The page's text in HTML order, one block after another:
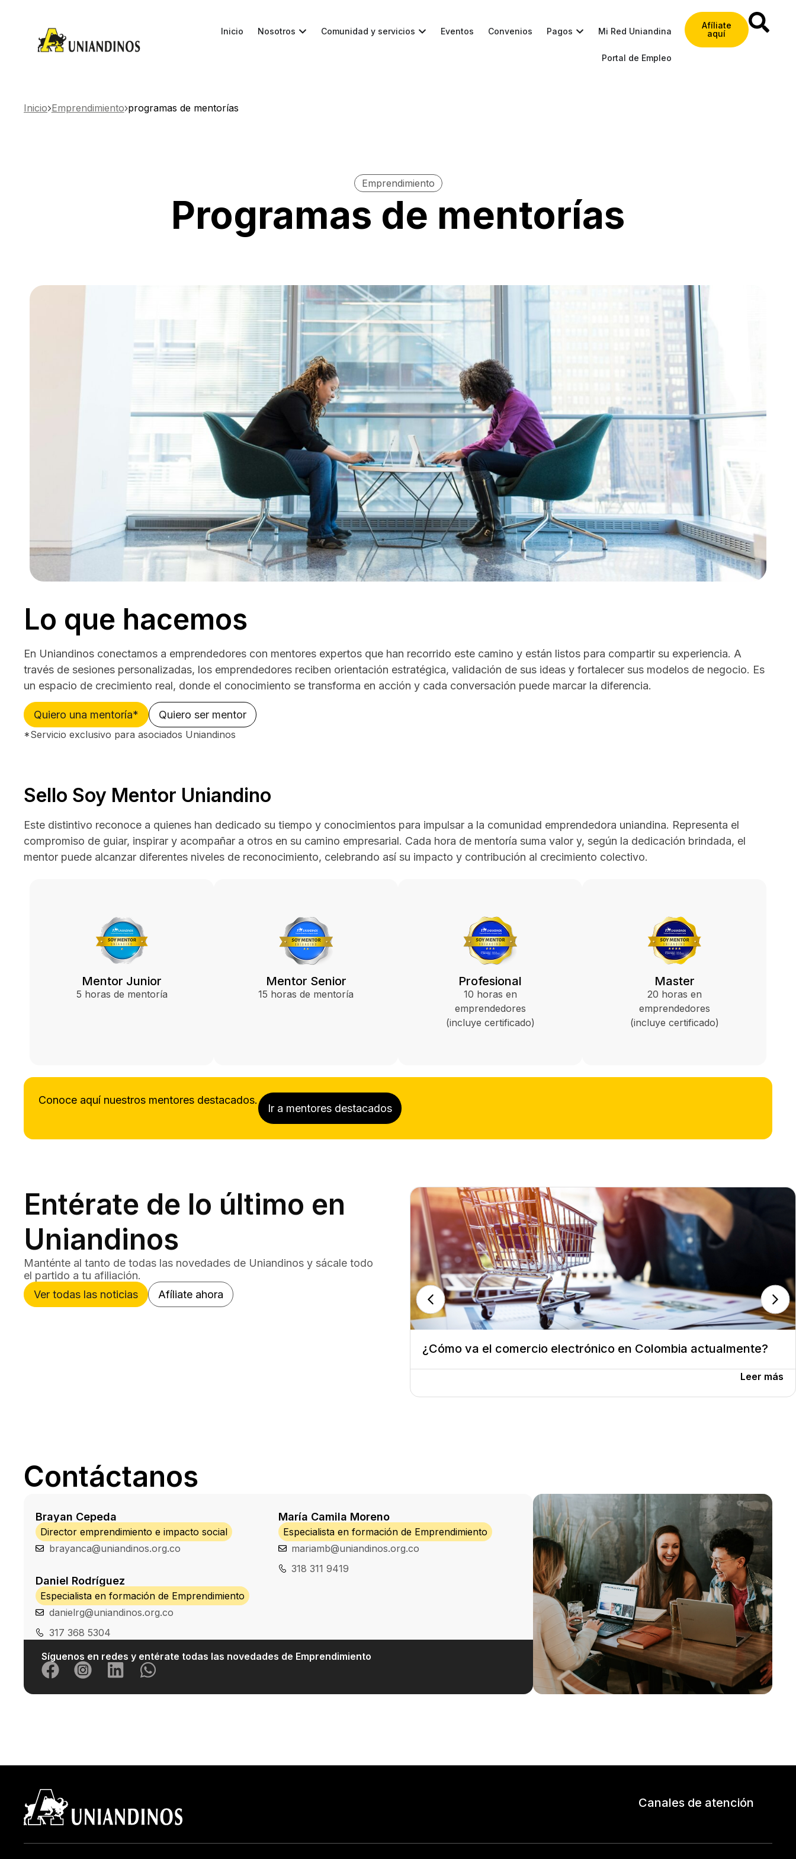
Inicio Nosotros Comunidad y servicios Eventos Convenios Pagos Mi Red Uniandina
Portal de Empleo
Afíliate
aquí
Inicio Emprendimiento programas de mentorías
Emprendimiento
Programas de mentorías
Lo que hacemos
En Uniandinos conectamos a emprendedores con mentores expertos que han recorrido este camino y están listos para compartir su experiencia. A
través de sesiones personalizadas, los emprendedores reciben orientación estratégica, validación de sus ideas y fortalecer sus modelos de negocio. Es
un espacio de crecimiento real, donde el conocimiento se transforma en acción y cada conversación puede marcar la diferencia.
Quiero una mentoría* Quiero ser mentor
*Servicio exclusivo para asociados Uniandinos
Sello Soy Mentor Uniandino
Este distintivo reconoce a quienes han dedicado su tiempo y conocimientos para impulsar a la comunidad emprendedora uniandina. Representa el
compromiso de guiar, inspirar y acompañar a otros en su camino empresarial. Cada hora de mentoría suma valor y, según la dedicación brindada, el
mentor puede alcanzar diferentes niveles de reconocimiento, celebrando así su impacto y contribución al crecimiento colectivo.
Mentor Junior
5 horas de mentoría
Mentor Senior
15 horas de mentoría
Profesional
10 horas en
emprendedores
(incluye certificado)
Master
20 horas en
emprendedores
(incluye certificado)
Conoce aquí nuestros mentores destacados.
Ir a mentores destacados
Entérate de lo último en
Uniandinos
Manténte al tanto de todas las novedades de Uniandinos y sácale todo
el partido a tu afiliación.
Ver todas las noticias
Afíliate ahora
¿Cómo va el comercio electrónico en Colombia actualmente?
Leer más
Contáctanos
Brayan Cepeda
Director emprendimiento e impacto social
brayanca@uniandinos.org.co
María Camila Moreno
Especialista en formación de Emprendimiento
mariamb@uniandinos.org.co
318 311 9419
Daniel Rodríguez
Especialista en formación de Emprendimiento
danielrg@uniandinos.org.co
317 368 5304
Síguenos en redes y entérate todas las novedades de Emprendimiento
Canales de atención